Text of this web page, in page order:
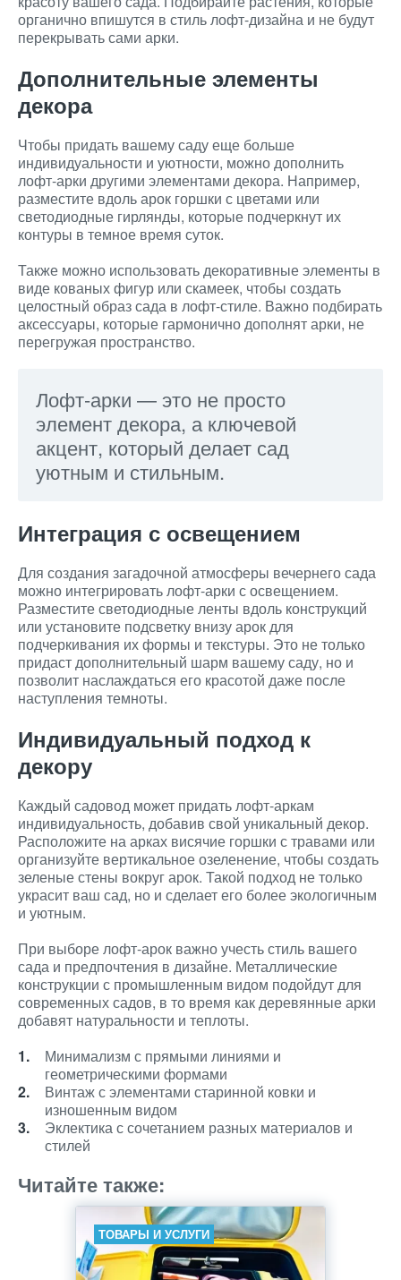
органично впишутся в стиль лофт-дизайна и не будут
перекрывать сами арки.
Дополнительные элементы
декора
Чтобы придать вашему саду еще больше
индивидуальности и уютности, можно дополнить
лофт-арки другими элементами декора. Например,
разместите вдоль арок горшки с цветами или
светодиодные гирлянды, которые подчеркнут их
контуры в темное время суток.
Также можно использовать декоративные элементы в
виде кованых фигур или скамеек, чтобы создать
целостный образ сада в лофт-стиле. Важно подбирать
аксессуары, которые гармонично дополнят арки, не
перегружая пространство.
Лофт-арки — это не просто
элемент декора, а ключевой
акцент, который делает сад
уютным и стильным.
Интеграция с освещением
Для создания загадочной атмосферы вечернего сада
можно интегрировать лофт-арки с освещением.
Разместите светодиодные ленты вдоль конструкций
или установите подсветку внизу арок для
подчеркивания их формы и текстуры. Это не только
придаст дополнительный шарм вашему саду, но и
позволит наслаждаться его красотой даже после
наступления темноты.
Индивидуальный подход к
декору
Каждый садовод может придать лофт-аркам
индивидуальность, добавив свой уникальный декор.
Расположите на арках висячие горшки с травами или
организуйте вертикальное озеленение, чтобы создать
зеленые стены вокруг арок. Такой подход не только
украсит ваш сад, но и сделает его более экологичным
и уютным.
При выборе лофт-арок важно учесть стиль вашего
сада и предпочтения в дизайне. Металлические
конструкции с промышленным видом подойдут для
современных садов, в то время как деревянные арки
добавят натуральности и теплоты.
Минимализм с прямыми линиями и
геометрическими формами
Винтаж с элементами старинной ковки и
изношенным видом
Эклектика с сочетанием разных материалов и
стилей
Читайте также:
ТОВАРЫ И УСЛУГИ